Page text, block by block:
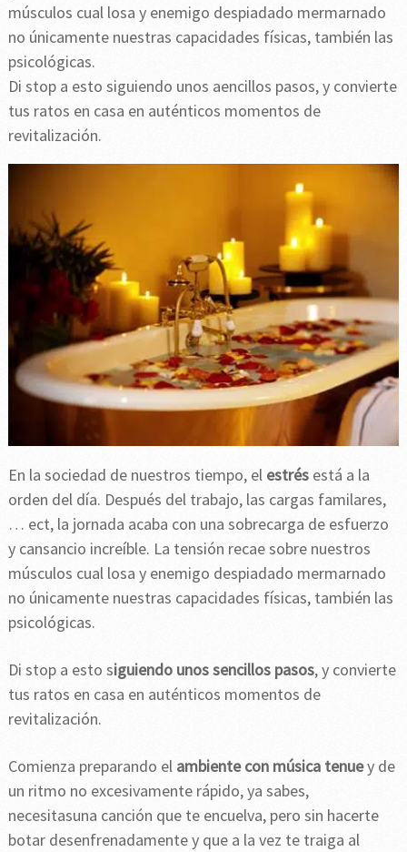
músculos cual losa y enemigo despiadado mermarnado
no únicamente nuestras capacidades físicas, también las
psicológicas.
Di stop a esto siguiendo unos aencillos pasos, y convierte
tus ratos en casa en auténticos momentos de
revitalización.
En la sociedad de nuestros tiempo, el estrésestá a la
orden del día. Después del trabajo, las cargas familares,
… ect, la jornada acaba con una sobrecarga de esfuerzo
y cansancio increíble. La tensión recae sobre nuestros
músculos cual losa y enemigo despiadado mermarnado
no únicamente nuestras capacidades físicas, también las
psicológicas.
Di stop a esto siguiendo unos sencillos pasos, y convierte
tus ratos en casa en auténticos momentos de
revitalización.
Comienza preparando el ambiente con música tenuey de
un ritmo no excesivamente rápido, ya sabes,
necesitasuna canción que te encuelva, pero sin hacerte
botar desenfrenadamente y que a la vez te traiga al